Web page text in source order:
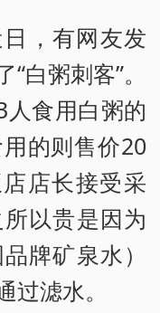
，有网友发
白粥刺客”。
食用白粥的
的则售价20
店长接受采
以贵是因为
牌矿泉水）
滤水。